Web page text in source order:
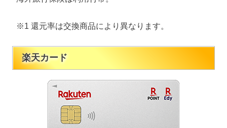
※1 還元率は交換商品により異なります。
楽天カード